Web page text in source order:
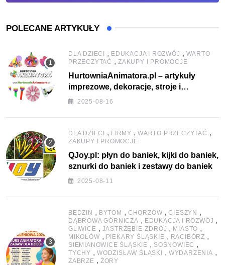
POLECANE ARTYKUŁY
DLA DZIECI , EDUKACJA I ROZWÓJ , WARTO
PRZECZYTAĆ , ZAKUPY I PROMOCJE
HurtowniaAnimatora.pl – artykuły
imprezowe, dekoracje, stroje i
akcesoria dla animatorów
2025-08-16
DLA DZIECI , FIRMY , WARTO PRZECZYTAĆ ,
ZAKUPY I PROMOCJE
QJoy.pl: płyn do baniek, kijki do baniek,
sznurki do baniek i zestawy do baniek
2025-08-11
BĘDZIN , BYTOM , CHORZÓW ,CIESZYN ,
DĄBROWA GÓRNICZA , EDUKACJA I ROZWÓJ ,
GLIWICE , JASTRZĘBIE-ZDRÓJ , MIASTO ,
MIKOŁÓW , PIEKARY ŚLĄSKIE , RACIBÓRZ ,
SIEMIANOWICE ŚLĄSKIE , SOSNOWIEC ,
TYCHY , WODZISŁAW ŚLĄSKI , WYDARZENIA ,
ZABRZE , ŻORY